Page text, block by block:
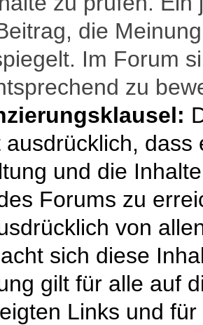
die
Im Forum
zu
ausdrücklich,
und die
Forums zu
von
sich diese
gilt für alle auf
Links und